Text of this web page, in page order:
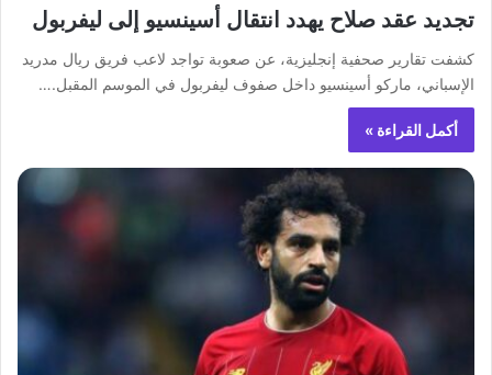
تجديد عقد صلاح يهدد انتقال أسينسيو إلى ليفربول
كشفت تقارير صحفية إنجليزية، عن صعوبة تواجد لاعب فريق ريال مدريد
الإسباني، ماركو أسينسيو داخل صفوف ليفربول في الموسم المقبل.…
أكمل القراءة »